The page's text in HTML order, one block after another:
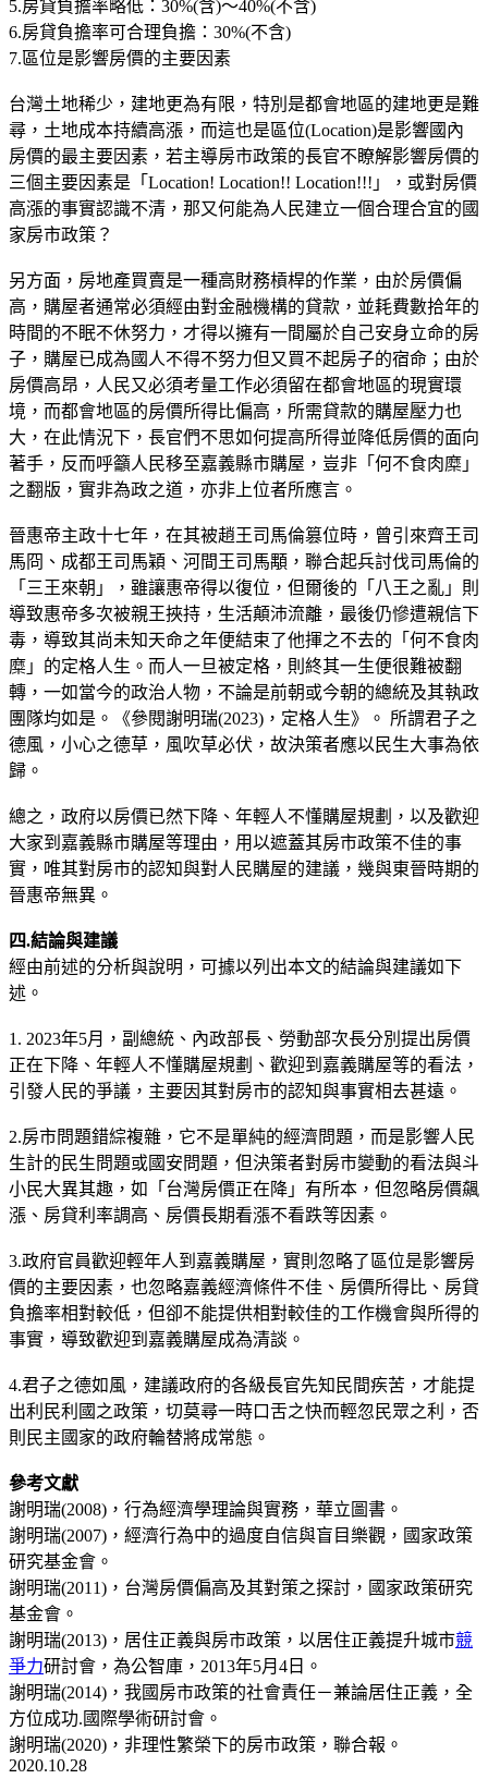
5.房貸負擔率略低：30%(含)～40%(不含)
6.房貸負擔率可合理負擔：30%(不含)
7.區位是影響房價的主要因素
台灣土地稀少，建地更為有限，特別是都會地區的建地更是難
尋，土地成本持續高漲，而這也是區位(Location)是影響國內
房價的最主要因素，若主導房市政策的長官不瞭解影響房價的
三個主要因素是「Location! Location!! Location!!!」，或對房價
高漲的事實認識不清，那又何能為人民建立一個合理合宜的國
家房市政策？
另方面，房地產買賣是一種高財務槓桿的作業，由於房價偏
高，購屋者通常必須經由對金融機構的貸款，並耗費數拾年的
時間的不眠不休努力，才得以擁有一間屬於自己安身立命的房
子，購屋已成為國人不得不努力但又買不起房子的宿命；由於
房價高昂，人民又必須考量工作必須留在都會地區的現實環
境，而都會地區的房價所得比偏高，所需貸款的購屋壓力也
大，在此情況下，長官們不思如何提高所得並降低房價的面向
著手，反而呼籲人民移至嘉義縣市購屋，豈非「何不食肉糜」
之翻版，實非為政之道，亦非上位者所應言。
晉惠帝主政十七年，在其被趙王司馬倫篡位時，曾引來齊王司
馬冏、成都王司馬穎、河間王司馬顒，聯合起兵討伐司馬倫的
「三王來朝」，雖讓惠帝得以復位，但爾後的「八王之亂」則
導致惠帝多次被親王挾持，生活顛沛流離，最後仍慘遭親信下
毒，導致其尚未知天命之年便結束了他揮之不去的「何不食肉
糜」的定格人生。而人一旦被定格，則終其一生便很難被翻
轉，一如當今的政治人物，不論是前朝或今朝的總統及其執政
團隊均如是。《參閱謝明瑞(2023)，定格人生》。 所謂君子之
德風，小心之德草，風吹草必伏，故決策者應以民生大事為依
歸。
總之，政府以房價已然下降、年輕人不懂購屋規劃，以及歡迎
大家到嘉義縣市購屋等理由，用以遮蓋其房市政策不佳的事
實，唯其對房市的認知與對人民購屋的建議，幾與東晉時期的
晉惠帝無異。
四.結論與建議
經由前述的分析與說明，可據以列出本文的結論與建議如下
述。
1. 2023年5月，副總統、內政部長、勞動部次長分別提出房價
正在下降、年輕人不懂購屋規劃、歡迎到嘉義購屋等的看法，
引發人民的爭議，主要因其對房市的認知與事實相去甚遠。
2.房市問題錯綜複雜，它不是單純的經濟問題，而是影響人民
生計的民生問題或國安問題，但決策者對房市變動的看法與斗
小民大異其趣，如「台灣房價正在降」有所本，但忽略房價飆
漲、房貸利率調高、房價長期看漲不看跌等因素。
3.政府官員歡迎輕年人到嘉義購屋，實則忽略了區位是影響房
價的主要因素，也忽略嘉義經濟條件不佳、房價所得比、房貸
負擔率相對較低，但卻不能提供相對較佳的工作機會與所得的
事實，導致歡迎到嘉義購屋成為清談。
4.君子之德如風，建議政府的各級長官先知民間疾苦，才能提
出利民利國之政策，切莫尋一時口舌之快而輕忽民眾之利，否
則民主國家的政府輪替將成常態。
參考文獻
謝明瑞(2008)，行為經濟學理論與實務，華立圖書。
謝明瑞(2007)，經濟行為中的過度自信與盲目樂觀，國家政策
研究基金會。
謝明瑞(2011)，台灣房價偏高及其對策之探討，國家政策研究
基金會。
謝明瑞(2013)，居住正義與房市政策，以居住正義提升城市競
爭力研討會，為公智庫，2013年5月4日。
謝明瑞(2014)，我國房市政策的社會責任－兼論居住正義，全
方位成功.國際學術研討會。
謝明瑞(2020)，非理性繁榮下的房市政策，聯合報。
2020.10.28